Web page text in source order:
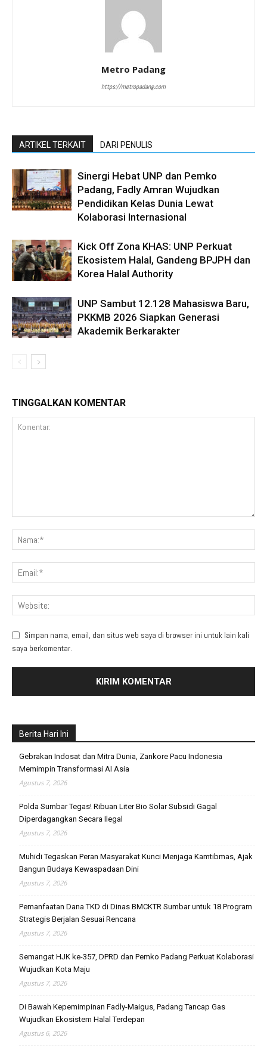
Metro Padang
https://metropadang.com
ARTIKEL TERKAIT DARI PENULIS
Sinergi Hebat UNP dan Pemko
Padang, Fadly Amran Wujudkan
Pendidikan Kelas Dunia Lewat
Kolaborasi Internasional
Kick Off Zona KHAS: UNP Perkuat
Ekosistem Halal, Gandeng BPJPH dan
Korea Halal Authority
UNP Sambut 12.128 Mahasiswa Baru,
PKKMB 2026 Siapkan Generasi
Akademik Berkarakter
TINGGALKAN KOMENTAR
Simpan nama, email, dan situs web saya di browser ini untuk lain kali
saya berkomentar.
Berita Hari Ini
Gebrakan Indosat dan Mitra Dunia, Zankore Pacu Indonesia
Memimpin Transformasi AI Asia
Agustus 7, 2026
Polda Sumbar Tegas! Ribuan Liter Bio Solar Subsidi Gagal
Diperdagangkan Secara Ilegal
Agustus 7, 2026
Muhidi Tegaskan Peran Masyarakat Kunci Menjaga Kamtibmas, Ajak
Bangun Budaya Kewaspadaan Dini
Agustus 7, 2026
Pemanfaatan Dana TKD di Dinas BMCKTR Sumbar untuk 18 Program
Strategis Berjalan Sesuai Rencana
Agustus 7, 2026
Semangat HJK ke-357, DPRD dan Pemko Padang Perkuat Kolaborasi
Wujudkan Kota Maju
Agustus 7, 2026
Di Bawah Kepemimpinan Fadly-Maigus, Padang Tancap Gas
Wujudkan Ekosistem Halal Terdepan
Agustus 6, 2026